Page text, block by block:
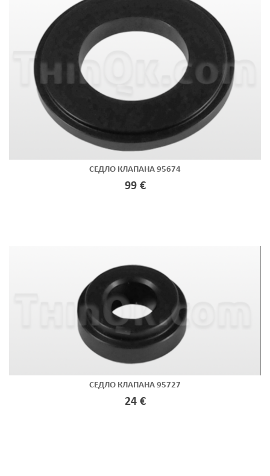
СЕДЛО КЛАПАНА 95674
99 €
СЕДЛО КЛАПАНА 95727
24 €